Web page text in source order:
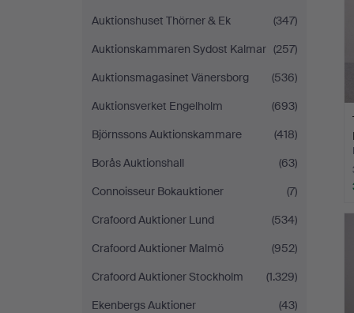
Auktionshuset Thörner & Ek
(347)
Auktionskammaren Sydost Kalmar (257)
Auktionsmagasinet Vänersborg
(536)
Auktionsverket Engelholm
(693)
Björnssons Auktionskammare
(418)
Borås Auktionshall
(63)
Connoisseur Bokauktioner
(7)
Crafoord Auktioner Lund
(534)
Crafoord Auktioner Malmö
(952)
Crafoord Auktioner Stockholm
(1.329)
Ekenbergs Auktioner
(43)